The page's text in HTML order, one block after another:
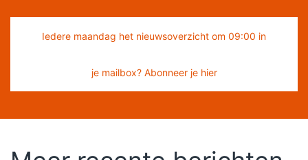
Iedere maandag het nieuwsoverzicht om 09:00 in
je mailbox? Abonneer je hier